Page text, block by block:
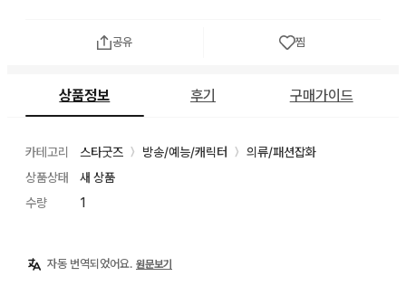
공유 찜
상품정보 후기 구매가이드
카테고리 스타굿즈 〉 방송/예능/캐릭터 〉
의류/패션잡화
상품상태
새 상품
수량
1
자동 번역되었어요. 원문보기